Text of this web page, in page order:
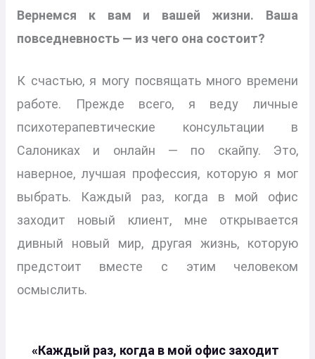
Вернемся к вам и вашей жизни. Ваша
повседневность — из чего она состоит?
К счастью, я могу посвящать много времени
работе. Прежде всего, я веду личные
психотерапевтические консультации в
Салониках и онлайн — по скайпу. Это,
наверное, лучшая профессия, которую я мог
выбрать. Каждый раз, когда в мой офис
заходит новый клиент, мне открывается
дивный новый мир, другая жизнь, которую
предстоит вместе с этим человеком
осмыслить.
«Каждый раз, когда в мой офис заходит